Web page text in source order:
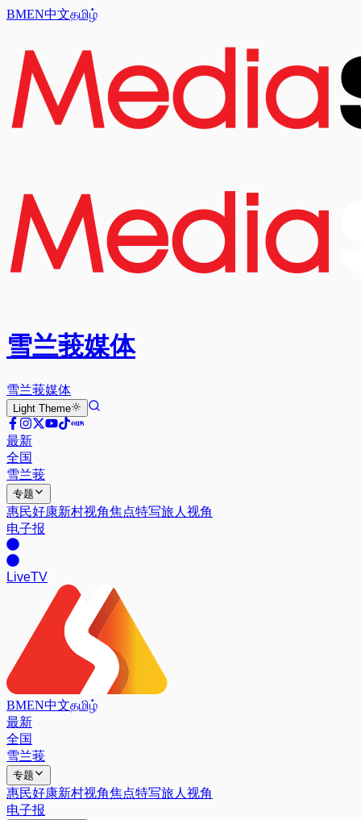
BMEN中文தமிழ்
雪兰莪媒体
雪兰莪媒体
Light Theme
最新
全国
雪兰莪
专题
惠民好康新村视角焦点特写旅人视角
电子报
LiveTV
BMEN中文தமிழ்
最新
全国
雪兰莪
专题
惠民好康新村视角焦点特写旅人视角
电子报